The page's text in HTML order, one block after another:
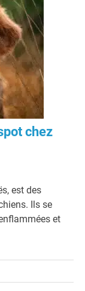
chez
est des
Ils se
et